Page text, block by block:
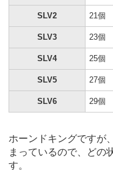
SLV2 21個
SLV3 23個
SLV4 25個
SLV5 27個
SLV6 29個
ホーンドキングですが
まっているので、どの
す。